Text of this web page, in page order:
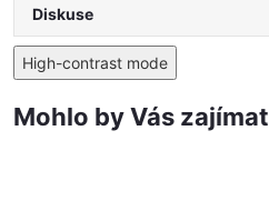
Diskuse
High-contrast mode
Mohlo by Vás zajímat